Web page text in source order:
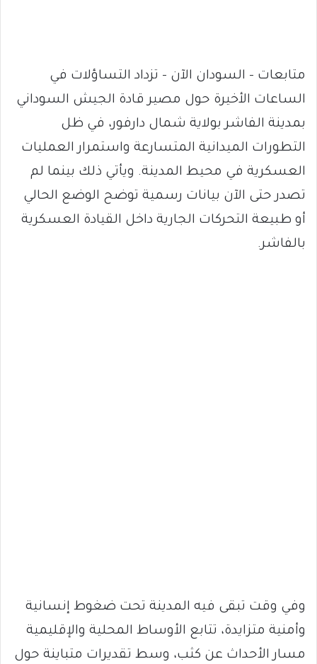
متابعات – السودان الآن – تزداد التساؤلات في
الساعات الأخيرة حول مصير قادة الجيش السوداني
بمدينة الفاشر بولاية شمال دارفور، في ظل
التطورات الميدانية المتسارعة واستمرار العمليات
العسكرية في محيط المدينة. ويأتي ذلك بينما لم
تصدر حتى الآن بيانات رسمية توضح الوضع الحالي
أو طبيعة التحركات الجارية داخل القيادة العسكرية
بالفاشر.
وفي وقت تبقى فيه المدينة تحت ضغوط إنسانية
وأمنية متزايدة، تتابع الأوساط المحلية والإقليمية
مسار الأحداث عن كثب، وسط تقديرات متباينة حول